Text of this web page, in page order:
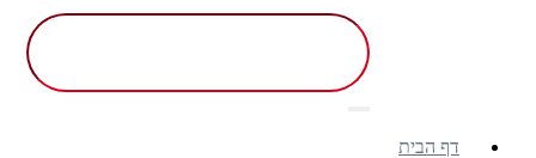
דף הבית